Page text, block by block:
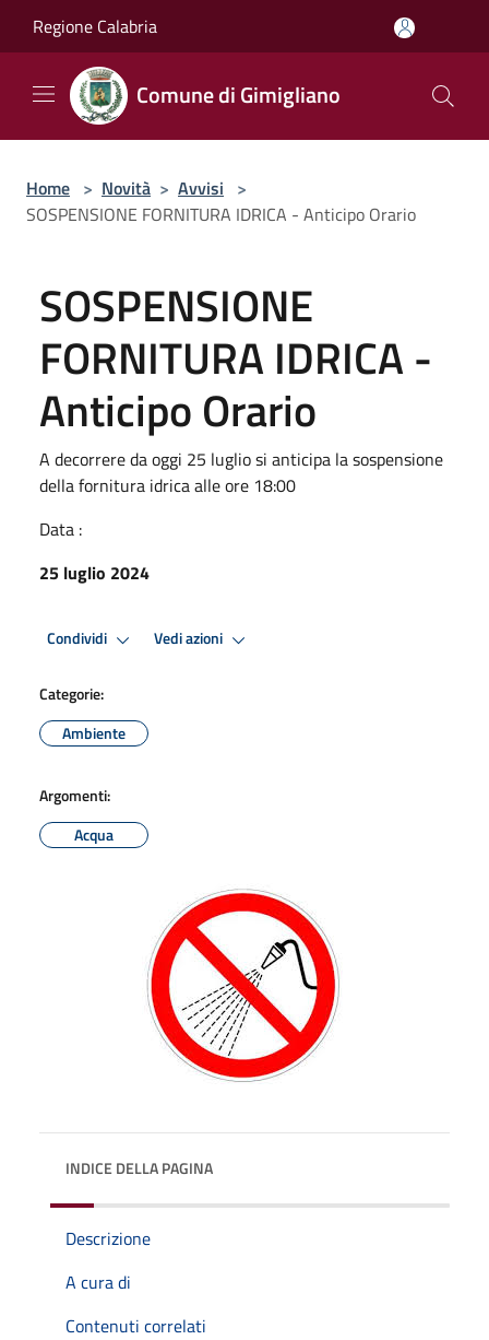
Regione Calabria
Comune di Gimigliano
Home > Novità > Avvisi >
SOSPENSIONE FORNITURA IDRICA - Anticipo Orario
SOSPENSIONE
FORNITURA IDRICA -
Anticipo Orario
A decorrere da oggi 25 luglio si anticipa la sospensione
della fornitura idrica alle ore 18:00
Data :
25 luglio 2024
Condividi Vedi azioni
Categorie:
Ambiente
Argomenti:
Acqua
INDICE DELLA PAGINA
Descrizione
A cura di
Contenuti correlati